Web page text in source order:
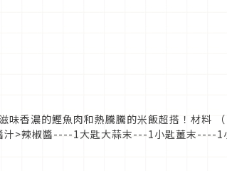
味香濃的鰹魚肉和熱騰騰的米飯超搭！材料
>辣椒醬----1大匙大蒜末---1小匙薑末----1